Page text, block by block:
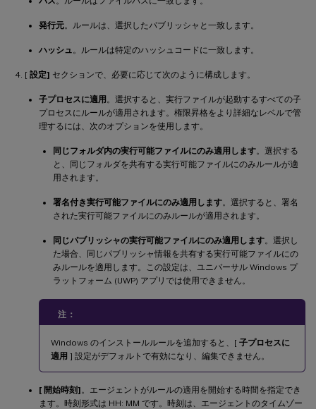
発行元。ルールは、選択したパブリッシャと一致します。
ハッシュ 。ルールは特定のハッシュコードに一致します。
[ 設定] セクションで、必要に応じて次のように構成します。
子プロセスに適用 。選択すると、実行ファイルが起動するすべての子
プロセスにルールが適用されます。権限昇格をより詳細なレベルで管
理するには、次のオプションを使用します。
同じフォルダ内の実行可能ファイルにのみ適用します。選択する
と、同じフォルダを共有する実行可能ファイルにのみルールが適
用されます。
署名付き実行可能ファイルにのみ適用します。選択すると、署名
された実行可能ファイルにのみルールが適用されます。
同じパブリッシャの実行可能ファイルにのみ適用します。選択し
た場合、同じパブリッシャ情報を共有する実行可能ファイルにの
みルールを適用します。この設定は、ユニバーサル Windows プ
ラットフォーム (UWP) アプリでは使用できません。
注：
Windows のインストールルールを追加すると、[ 子プロセスに
適用 ] 設定がデフォルトで有効になり、編集できません。
[ 開始時刻] 。エージェントがルールの適用を開始する時間を指定でき
ます。時刻形式は HH: MM です。時刻は、エージェントのタイムゾー